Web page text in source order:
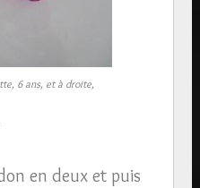
6 ans, et à droite,
en deux et puis